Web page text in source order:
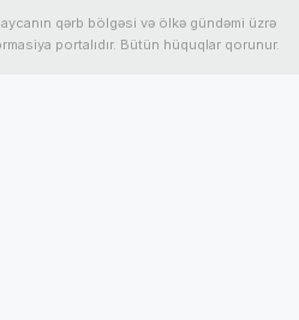
qərb bölgəsi və ölkə gündəmi üzrə
portalıdır. Bütün hüquqlar qorunur.